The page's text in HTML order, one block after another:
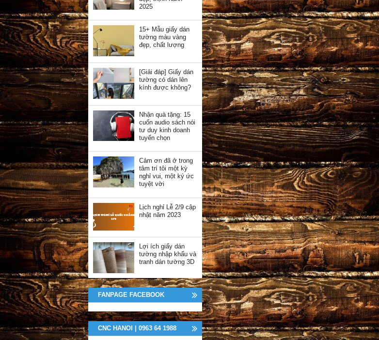
2025
15+ Mẫu giấy dán
tường màu vàng
đẹp, chất lượng
[Giải đáp] Giấy dán
tường có dán lên
kính được không?
Nhận quà tặng: 15
cuốn audio sách nói
tư duy kinh doanh
tuyển chọn
Cảm ơn đã ở trong
tâm trí tôi một kỳ
nghỉ vui, một ký ức
tuyệt vời
Lịch nghỉ Lễ 2/9 cập
nhật năm 2023
Lợi ích giấy dán
tường nhập khẩu và
tranh dán tường 3D
FANPAGE FACEBOOK
CNC HANOI | 0963 64 1988